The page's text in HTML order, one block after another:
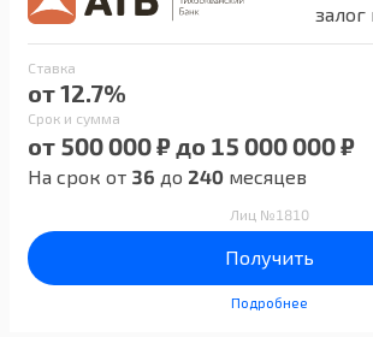
Ставка
от 12.7%
Срок и сумма
от 500 000 ₽ до 15 000 000 ₽
На срок от 36 до 240 месяцев
Лиц №1810
Получить
Подробнее